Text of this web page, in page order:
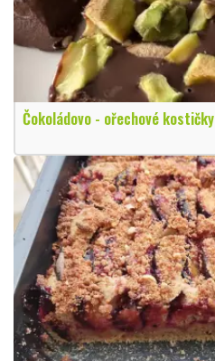
Čokoládovo - ořechové kostičky